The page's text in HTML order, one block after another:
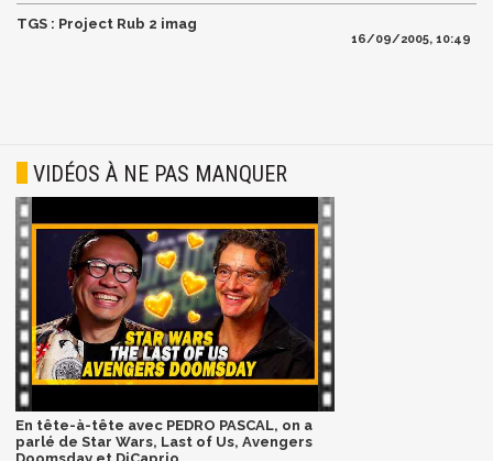
TGS : Project Rub 2 imag
16/09/2005, 10:49
VIDÉOS À NE PAS MANQUER
En tête-à-tête avec PEDRO PASCAL, on a
parlé de Star Wars, Last of Us, Avengers